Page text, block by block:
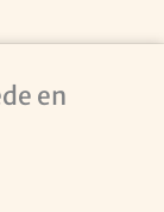
en